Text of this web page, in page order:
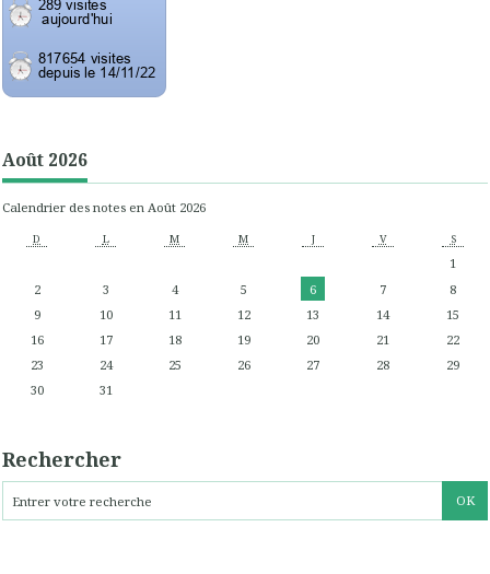
Août 2026
Calendrier des notes en Août 2026
D L M M J V S
1
2
3 4 5 6 7
8
9
10 11 12 13 14
15
16
17 18 19 20 21
22
23
24 25 26 27 28
29
30
31
Rechercher